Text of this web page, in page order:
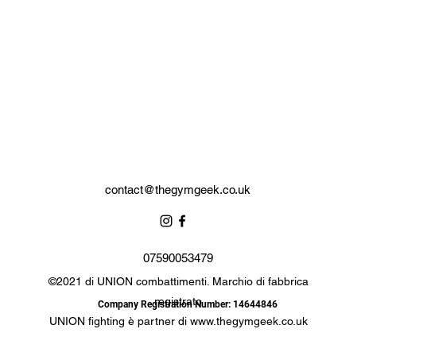
contact@thegymgeek.co.uk
07590053479
©2021 di UNION combattimenti. Marchio di fabbrica
registrato
UNION fighting è partner di www.thegymgeek.co.uk
Company Registration Number: 14644846